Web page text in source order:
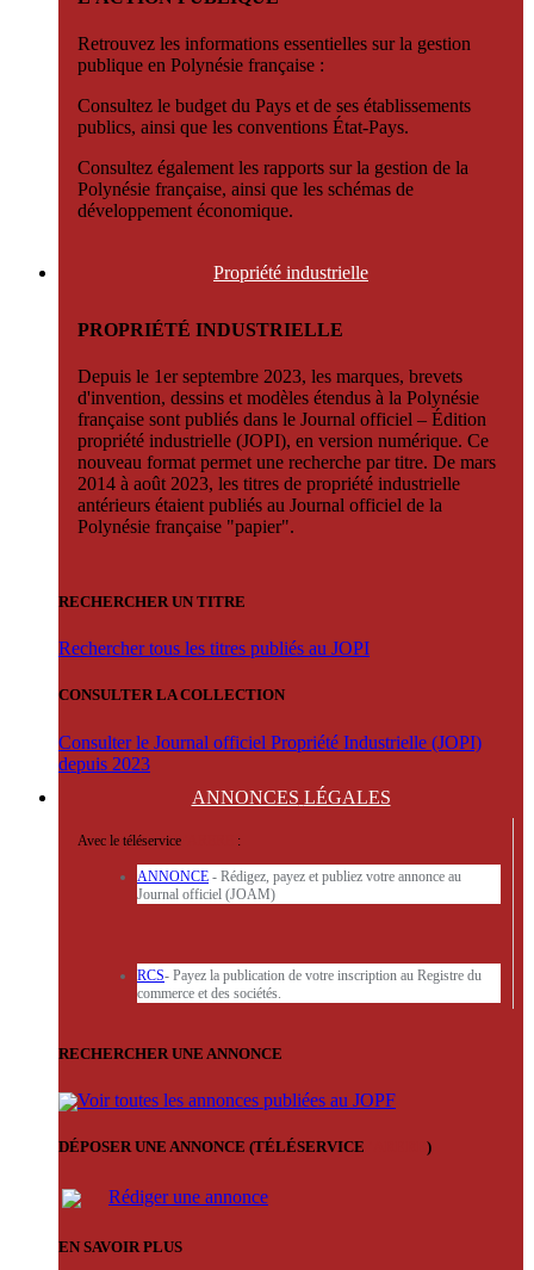
Retrouvez les informations essentielles sur la gestion
publique en Polynésie française :
Consultez le budget du Pays et de ses établissements
publics, ainsi que les conventions État-Pays.
Consultez également les rapports sur la gestion de la
Polynésie française, ainsi que les schémas de
développement économique.
Propriété industrielle
PROPRIÉTÉ INDUSTRIELLE
Depuis le 1er septembre 2023, les marques, brevets
d'invention, dessins et modèles étendus à la Polynésie
française sont publiés dans le Journal officiel – Édition
propriété industrielle (JOPI), en version numérique. Ce
nouveau format permet une recherche par titre. De mars
2014 à août 2023, les titres de propriété industrielle
antérieurs étaient publiés au Journal officiel de la
Polynésie française "papier".
RECHERCHER UN TITRE
Rechercher tous les titres publiés au JOPI
CONSULTER LA COLLECTION
Consulter le Journal officiel Propriété Industrielle (JOPI)
depuis 2023
ANNONCES LÉGALES
Avec le téléservice :
ANNONCE - Rédigez, payez et publiez votre annonce au
Journal officiel (JOAM)
RCS- Payez la publication de votre inscription au Registre du
commerce et des sociétés.
RECHERCHER UNE ANNONCE
Voir toutes les annonces publiées au JOPF
DÉPOSER UNE ANNONCE (TÉLÉSERVICE )
Rédiger une annonce
EN SAVOIR PLUS